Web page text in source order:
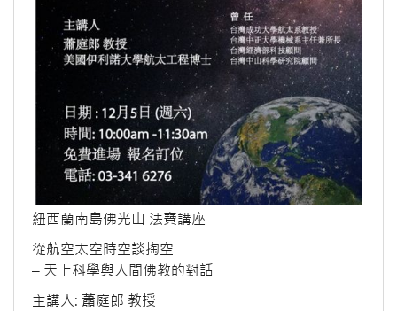
紐西蘭南島佛光山 法寶講座
從航空太空時空談掏空
– 天上科學與人間佛教的對話
主講人: 蕭庭郎 教授